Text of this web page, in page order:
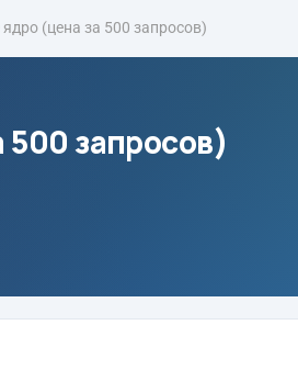
(цена за 500 запросов)
запросов)